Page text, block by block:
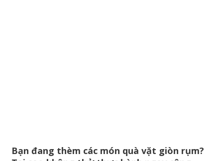
Bạn đang thèm các món quà vặt giòn rụm?